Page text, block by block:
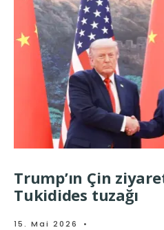
Trump’ın Çin
Tukidides tuzağı
15. Mai 2026 •